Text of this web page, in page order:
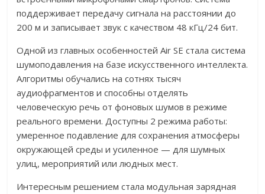
поддерживает передачу сигнала на расстоянии до
200 м и записывает звук с качеством 48 кГц/24 бит.
Одной из главных особенностей Air SE стала система
шумоподавления на базе искусственного интеллекта.
Алгоритмы обучались на сотнях тысяч
аудиофрагментов и способны отделять
человеческую речь от фоновых шумов в режиме
реального времени. Доступны 2 режима работы:
умеренное подавление для сохранения атмосферы
окружающей среды и усиленное — для шумных
улиц, мероприятий или людных мест.
Интересным решением стала модульная зарядная